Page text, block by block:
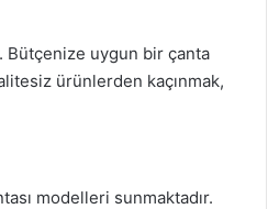
Bütçenize uygun bir çanta
ürünlerden kaçınmak,
modelleri sunmaktadır.